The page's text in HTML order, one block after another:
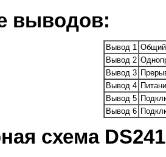
выводов:
Вывод 1 Общий
Вывод 2
Вывод 3
Вывод 4
Вывод 5
Вывод 6
схема